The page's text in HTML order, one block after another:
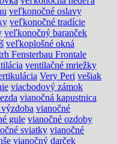
veľkonočné oslavy
veľkonočné tradície
veľkonočný baranček
veľkoplošné okná
Fensterbau Frontale
ventilačné mriežky
Very Peri vešiak
viacbodový zámok
vianočná kapustnica
vianočné
gule vianočné ozdoby
sviatky vianočné
vianočný darček